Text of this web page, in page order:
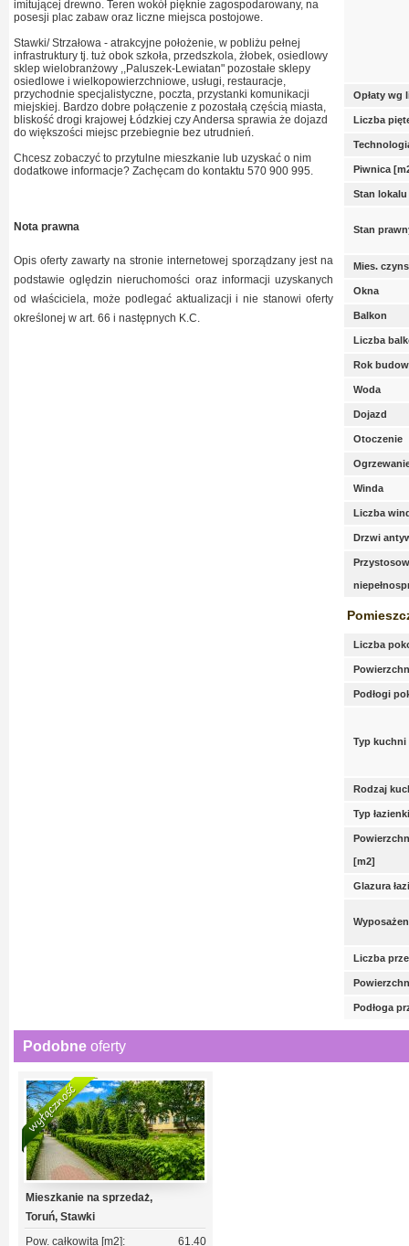
imitującej drewno. Teren wokół pięknie zagospodarowany, na
posesji plac zabaw oraz liczne miejsca postojowe.
Stawki/ Strzałowa - atrakcyjne położenie, w pobliżu pełnej
infrastruktury tj. tuż obok szkoła, przedszkola, żłobek, osiedlowy
sklep wielobranżowy ,,Paluszek-Lewiatan" pozostałe sklepy
osiedlowe i wielkopowierzchniowe, usługi, restauracje,
przychodnie specjalistyczne, poczta, przystanki komunikacji
miejskiej. Bardzo dobre połączenie z pozostałą częścią miasta,
bliskość drogi krajowej Łódzkiej czy Andersa sprawia że dojazd
do większości miejsc przebiegnie bez utrudnień.
Chcesz zobaczyć to przytulne mieszkanie lub uzyskać o nim
dodatkowe informacje? Zachęcam do kontaktu 570 900 995.
Nota prawna
Opis oferty zawarty na stronie internetowej sporządzany jest na
podstawie oględzin nieruchomości oraz informacji uzyskanych
od właściciela, może podlegać aktualizacji i nie stanowi oferty
określonej w art. 66 i następnych K.C.
Opłaty wg
Liczba
Piwnica
Stan lokalu
Stan
Mies.
Okna
Balkon
Liczba
Rok
Woda
Dojazd
Otoczenie
Winda
Liczba
Drzwi
Liczba
Podłogi
Typ kuchni
Rodzaj
Typ łazienki
[m2]
Glazura
Liczba
Podłoga
Podobne oferty
Mieszkanie na sprzedaż,
Toruń, Stawki
Pow. całkowita [m2]:
61.40